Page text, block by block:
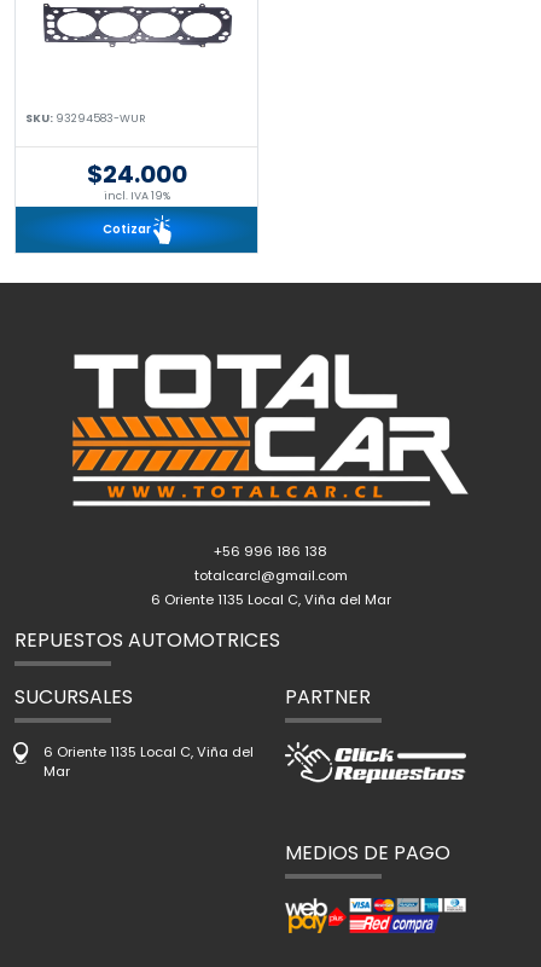
SKU: 93294583-WUR
$24.000
incl. IVA 19%
Cotizar
+56 996 186 138
totalcarcl@gmail.com
6 Oriente 1135 Local C, Viña del Mar
REPUESTOS AUTOMOTRICES
SUCURSALES
6 Oriente 1135 Local C, Viña del
Mar
PARTNER
MEDIOS DE PAGO